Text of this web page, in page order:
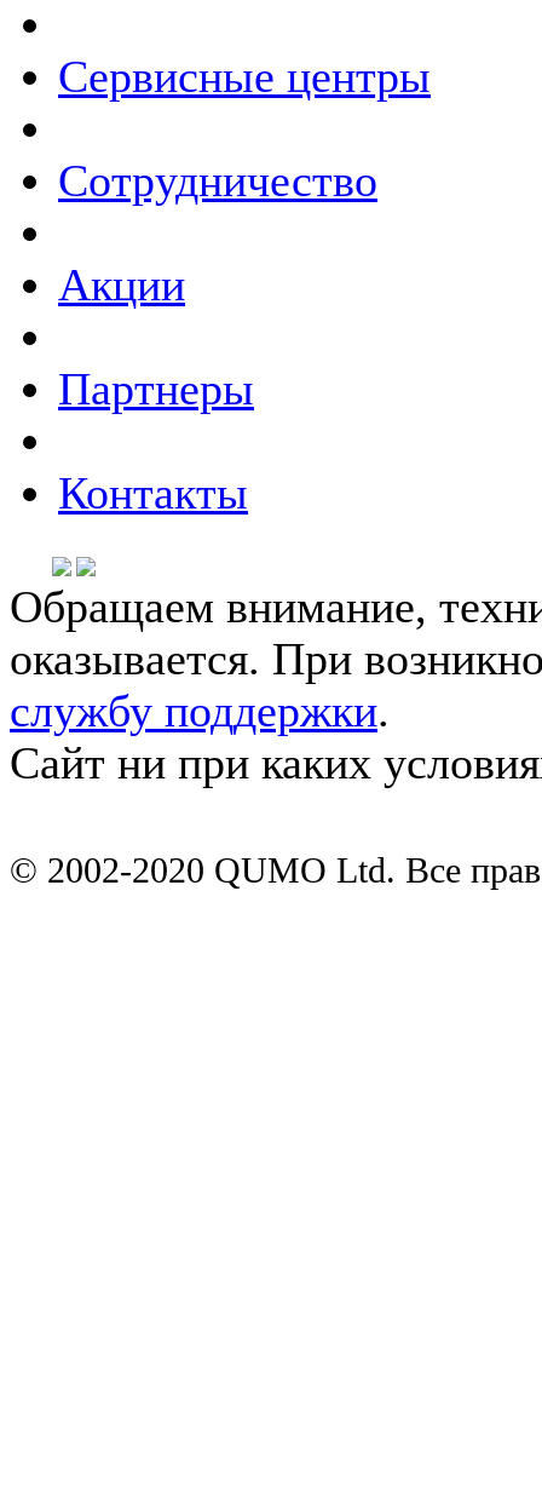
Сервисные центры
Сотрудничество
Акции
Партнеры
Контакты
Обращаем внимание,
оказывается. При
службу поддержки.
Сайт ни при каких
© 2002-2020 QUMO Ltd. Все